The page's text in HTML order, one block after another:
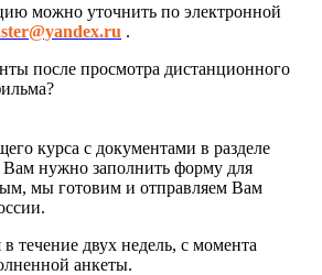
можно уточнить по электронной
.
после просмотра дистанционного
курса с документами в разделе
нужно заполнить форму для
мы готовим и отправляем Вам
течение двух недель, с момента
анкеты.